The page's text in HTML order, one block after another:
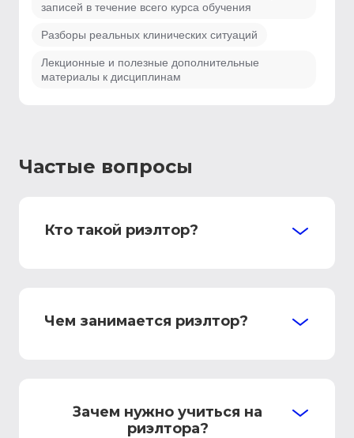
записей в течение всего курса обучения
Разборы реальных клинических ситуаций
Лекционные и полезные дополнительные
материалы к дисциплинам
Частые вопросы
Кто такой риэлтор?
Чем занимается риэлтор?
Зачем нужно учиться на
риэлтора?